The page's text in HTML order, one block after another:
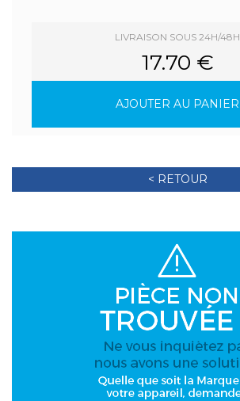
LIVRAISON SOUS 24H/48H
17.70 €
AJOUTER AU PANIER
< RETOUR